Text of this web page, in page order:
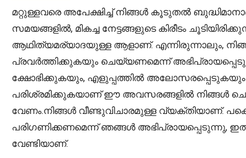
മറ്റുള്ളവരെ അപേക്ഷിച്ച് നിങ്ങൾ കൂടുതൽ
സമയങ്ങളിൽ, മികച്ച നേട്ടങ്ങളുടെ കിരീടം
ആഥിത്യമര്യാദയുള്ള ആളാണ്. എന്നിരുന്നാലും,
പ്രവർത്തിക്കുകയും ചെയ്യണമെന്ന്
ക്ഷോഭിക്കുകയും, എളുപ്പത്തിൽ അലോസരപ്പെടുകയും
പരിശ്രമിക്കുകയാണ് ഈ അവസരങ്ങളിൽ നിങ്ങൾ
വേണം.നിങ്ങൾ വീണ്ടുവിചാരമുള്ള വ്യക്തിയാണ്.
പരിഗണിക്കണമെന്ന് ഞങ്ങൾ
വേണ്ടിയാണ്.